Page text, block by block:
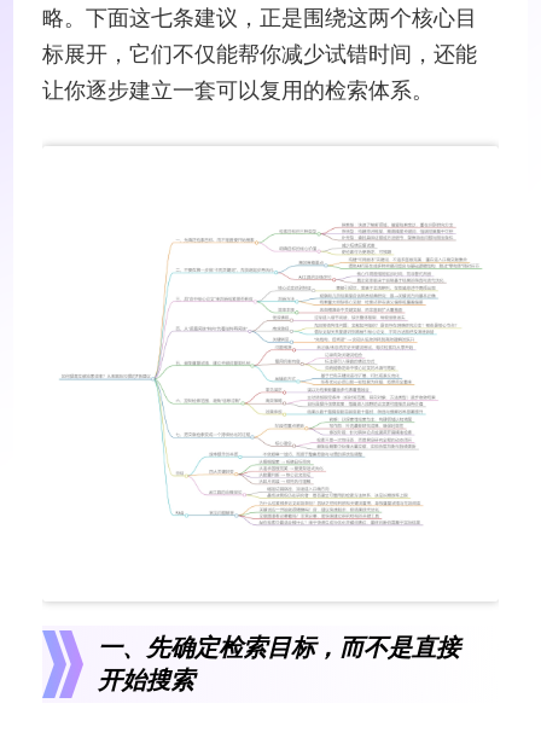
略。下面这七条建议，正是围绕这两个核心目
标展开，它们不仅能帮你减少试错时间，还能
让你逐步建立一套可以复用的检索体系。
一、先确定检索目标，而不是直接
开始搜索